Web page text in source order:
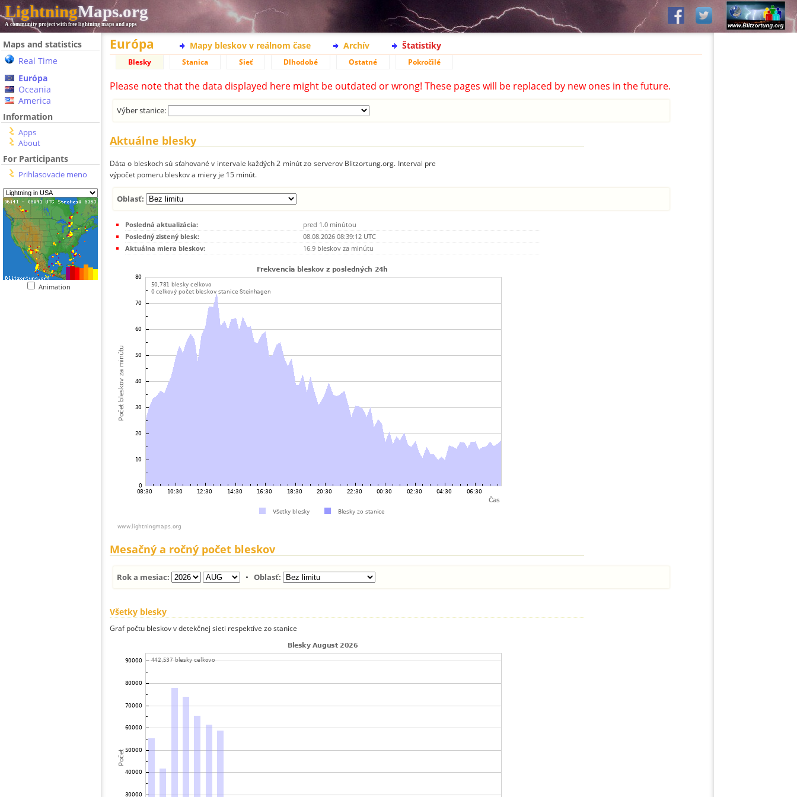
LightningMaps.org
A community project with free lightning maps and apps
Maps and statistics
Real Time
Európa
Oceania
America
Information
Apps
About
For Participants
Prihlasovacie meno
Animation
Európa Mapy bleskov v reálnom čase Archív Štatistiky
Blesky Stanica Sieť Dlhodobé Ostatné Pokročilé
Please note that the data displayed here might be outdated or wrong! These pages will be replaced by new ones in the future.
Výber stanice:
Aktuálne blesky
Dáta o bleskoch sú sťahované v intervale každých 2 minút zo serverov Blitzortung.org. Interval pre
výpočet pomeru bleskov a miery je 15 minút.
Oblasť:
Posledná aktualizácia:
pred 1.0 minútou
Posledný zistený blesk:
08.08.2026 08:39:12 UTC
Aktuálna miera bleskov:
16.9 bleskov za minútu
Mesačný a ročný počet bleskov
Rok a mesiac: •Oblasť:
Všetky blesky
Graf počtu bleskov v detekčnej sieti respektíve zo stanice